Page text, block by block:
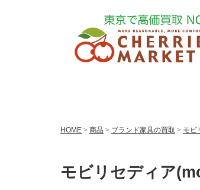
HOME > 商品 > ブランド家具の買取 > モビ
モビリセディア